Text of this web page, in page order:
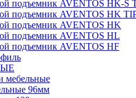
подъемник AVENTOS HK-S
подъемник AVENTOS HK
подъемник AVENTOS HK
подъемник AVENTOS HL
подъемник AVENTOS HF
мебельные
96мм